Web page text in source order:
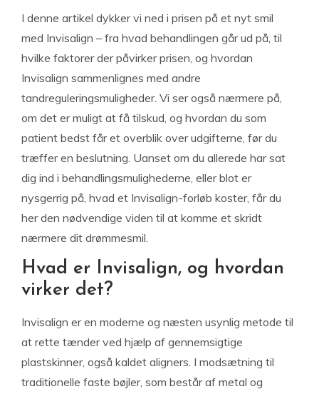
I denne artikel dykker vi ned i prisen på et nyt smil
med Invisalign – fra hvad behandlingen går ud på, til
hvilke faktorer der påvirker prisen, og hvordan
Invisalign sammenlignes med andre
tandreguleringsmuligheder. Vi ser også nærmere på,
om det er muligt at få tilskud, og hvordan du som
patient bedst får et overblik over udgifterne, før du
træffer en beslutning. Uanset om du allerede har sat
dig ind i behandlingsmulighederne, eller blot er
nysgerrig på, hvad et Invisalign-forløb koster, får du
her den nødvendige viden til at komme et skridt
nærmere dit drømmesmil.
Hvad er Invisalign, og hvordan
virker det?
Invisalign er en moderne og næsten usynlig metode til
at rette tænder ved hjælp af gennemsigtige
plastskinner, også kaldet aligners. I modsætning til
traditionelle faste bøjler, som består af metal og